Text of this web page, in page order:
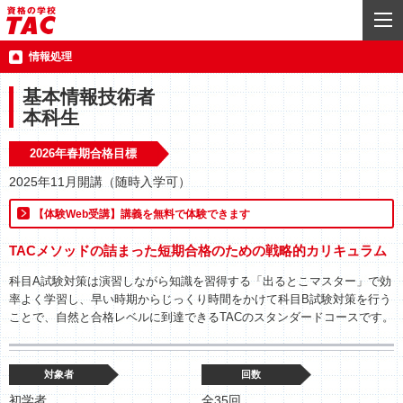
情報処理
基本情報技術者
本科生
2026年春期合格目標
2025年11月開講（随時入学可）
【体験Web受講】講義を無料で体験できます
TACメソッドの詰まった短期合格のための戦略的カリキュラム
科目A試験対策は演習しながら知識を習得する「出るとこマスター」で効
率よく学習し、早い時期からじっくり時間をかけて科目B試験対策を行う
ことで、自然と合格レベルに到達できるTACのスタンダードコースです。
対象者 回数